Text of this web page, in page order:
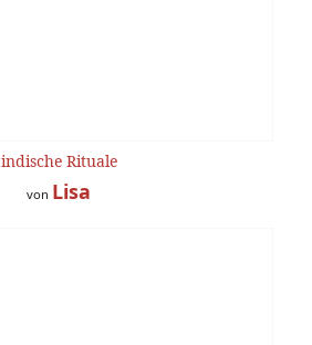
indische Rituale
von Lisa